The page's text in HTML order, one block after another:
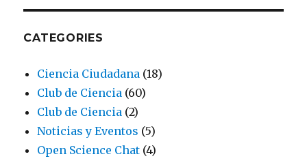
CATEGORIES
Ciencia Ciudadana (18)
Club de Ciencia (60)
Club de Ciencia (2)
Noticias y Eventos (5)
Open Science Chat (4)